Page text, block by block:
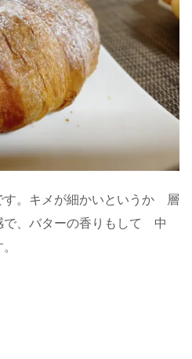
す。キメが細かいというか 層
、バターの香りもして 中